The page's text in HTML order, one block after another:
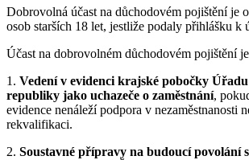
Dobrovolná účast na důchodovém pojištění je
osob starších 18 let, jestliže podaly přihlášku k
Účast na dobrovolném důchodovém pojištění
1. Vedení v evidenci krajské pobočky
republiky jako uchazeče o zaměstnání,
evidence nenáleží podpora v nezaměstnanosti
rekvalifikaci.
2. Soustavné přípravy na budoucí povolání